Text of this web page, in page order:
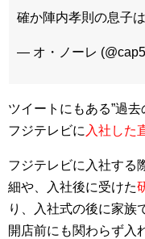
確か陣内孝則の息子
— オ・ノーレ
ツイートにもある”過去
フジテレビに入社した
フジテレビに入社する
細や、入社後に受けた
り、入社式の後に家族
開店前にも関わらず入